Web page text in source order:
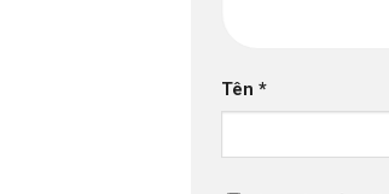
Tên *